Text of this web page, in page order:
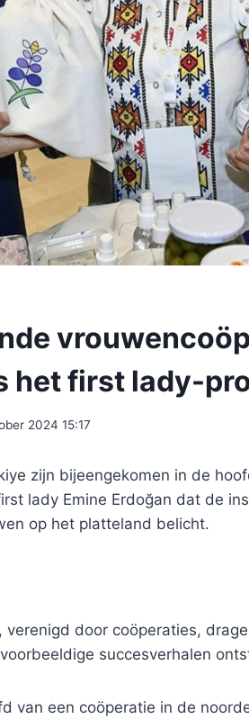
het first lady-
2024 15:17
zijn bijeengekomen in de
lady Emine Erdoğan dat de
op het platteland belicht.
verenigd door coöperaties,
succesverhalen
van een coöperatie in de